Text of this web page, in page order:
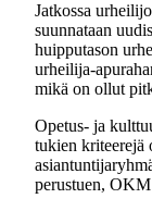
Jatkossa
suunnataan
huipputason
urheilija-
mikä on ollut
Opetus- ja
tukien kriteerejä
perustuen,